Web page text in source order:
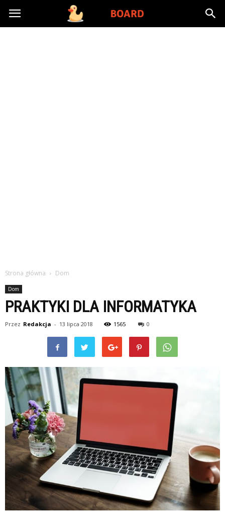
Toysboard.pl
Strona główna Dom
Dom
PRAKTYKI DLA INFORMATYKA
Przez Redakcja - 13 lipca 2018 1565 0